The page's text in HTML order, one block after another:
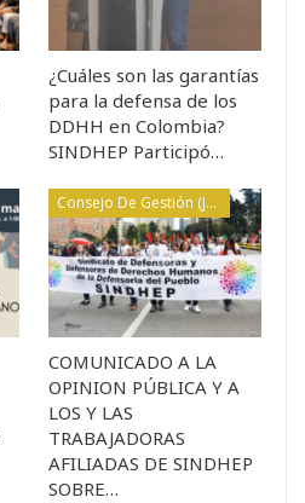
¿Cuáles son las garantías
para la defensa de los
DDHH en Colombia?
SINDHEP Participó…
Consejo De Gestión (Junta)
COMUNICADO A LA
OPINION PÚBLICA Y A
LOS Y LAS
TRABAJADORAS
AFILIADAS DE SINDHEP
SOBRE…